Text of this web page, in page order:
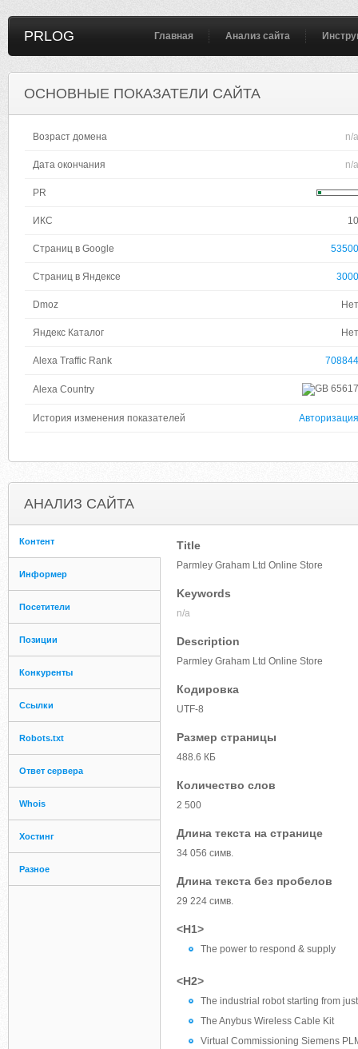
PRLOG Главная Анализ сайта
ОСНОВНЫЕ ПОКАЗАТЕЛИ САЙТА
Возраст домена n/a
Дата окончания n/a
PR
ИКС 10
Страниц в Google 53500
Страниц в Яндексе 3000
Dmoz Нет
Яндекс Каталог Нет
Alexa Traffic Rank 708844
Alexa Country 65617
История изменения показателей Авторизация
АНАЛИЗ САЙТА
Контент
Информер
Посетители
Позиции
Конкуренты
Ссылки
Robots.txt
Ответ сервера
Whois
Хостинг
Разное
Title
Parmley Graham Ltd Online Store
Keywords
n/a
Description
Parmley Graham Ltd Online Store
Кодировка
UTF-8
Размер страницы
488.6 КБ
Количество слов
2 500
Длина текста на странице
34 056 симв.
Длина текста без пробелов
29 224 симв.
<H1>
The power to respond & supply
<H2>
The industrial robot starting from
The Anybus Wireless Cable Kit
Virtual Commissioning Siemens